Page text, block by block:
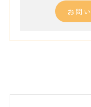
お問